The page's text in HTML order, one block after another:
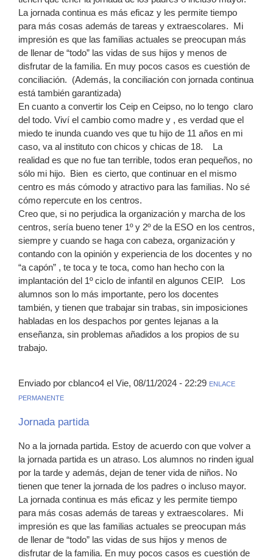
La jornada continua es más eficaz y les permite tiempo
para más cosas además de tareas y extraescolares. Mi
impresión es que las familias actuales se preocupan más
de llenar de “todo” las vidas de sus hijos y menos de
disfrutar de la familia. En muy pocos casos es cuestión de
conciliación. (Además, la conciliación con jornada continua
está también garantizada)
En cuanto a convertir los Ceip en Ceipso, no lo tengo claro
del todo. Viví el cambio como madre y , es verdad que el
miedo te inunda cuando ves que tu hijo de 11 años en mi
caso, va al instituto con chicos y chicas de 18. La
realidad es que no fue tan terrible, todos eran pequeños, no
sólo mi hijo. Bien es cierto, que continuar en el mismo
centro es más cómodo y atractivo para las familias. No sé
cómo repercute en los centros.
Creo que, si no perjudica la organización y marcha de los
centros, sería bueno tener 1º y 2º de la ESO en los centros,
siempre y cuando se haga con cabeza, organización y
contando con la opinión y experiencia de los docentes y no
“a capón” , te toca y te toca, como han hecho con la
implantación del 1º ciclo de infantil en algunos CEIP. Los
alumnos son lo más importante, pero los docentes
también, y tienen que trabajar sin trabas, sin imposiciones
habladas en los despachos por gentes lejanas a la
enseñanza, sin problemas añadidos a los propios de su
trabajo.
Enviado por cblanco4 el Vie, 08/11/2024 - 22:29 ENLACE
PERMANENTE
Jornada partida
No a la jornada partida. Estoy de acuerdo con que volver a
la jornada partida es un atraso. Los alumnos no rinden igual
por la tarde y además, dejan de tener vida de niños. No
tienen que tener la jornada de los padres o incluso mayor.
La jornada continua es más eficaz y les permite tiempo
para más cosas además de tareas y extraescolares. Mi
impresión es que las familias actuales se preocupan más
de llenar de “todo” las vidas de sus hijos y menos de
disfrutar de la familia. En muy pocos casos es cuestión de